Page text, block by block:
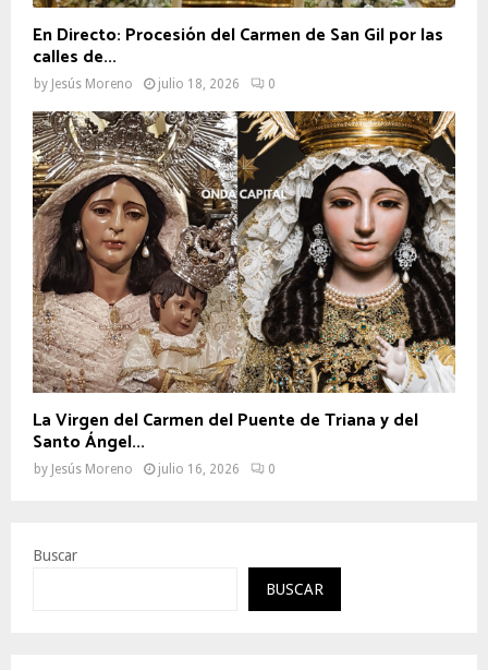
En Directo: Procesión del Carmen de San Gil por las
calles de...
by Jesús Moreno julio 18, 2026 0
La Virgen del Carmen del Puente de Triana y del
Santo Ángel...
by Jesús Moreno julio 16, 2026 0
Buscar
BUSCAR